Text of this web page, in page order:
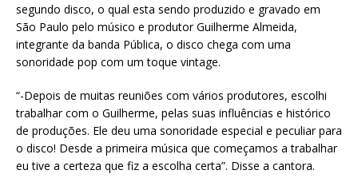
segundo disco, o qual esta sendo produzido e gravado em
São Paulo pelo músico e produtor Guilherme Almeida,
integrante da banda Pública, o disco chega com uma
sonoridade pop com um toque vintage.
“-Depois de muitas reuniões com vários produtores, escolhi
trabalhar com o Guilherme, pelas suas influências e histórico
de produções. Ele deu uma sonoridade especial e peculiar para
o disco! Desde a primeira música que começamos a trabalhar
eu tive a certeza que fiz a escolha certa”. Disse a cantora.